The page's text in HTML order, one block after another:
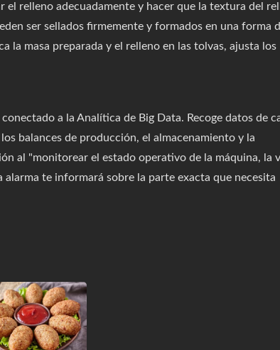
el relleno adecuadamente y hacer que la textura del
ser sellados firmemente y formados en una forma
la masa preparada y el relleno en las tolvas, ajusta los
a la Analítica de Big Data. Recoge datos de
balances de producción, el almacenamiento y la
al "monitorear el estado operativo de la máquina, la
te informará sobre la parte exacta que necesita